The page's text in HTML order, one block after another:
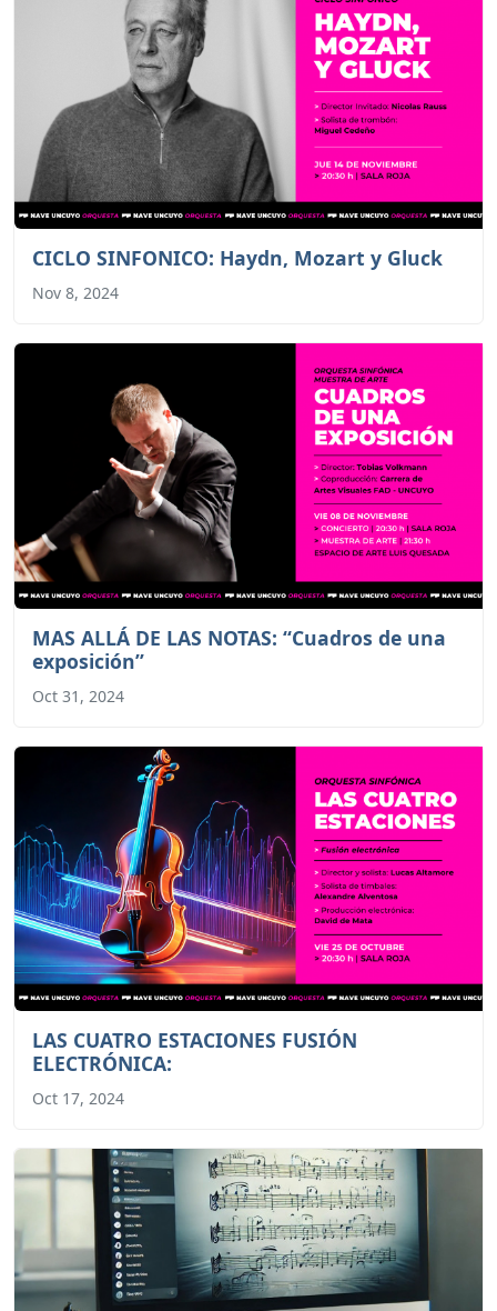
CICLO SINFONICO: Haydn, Mozart y Gluck
Nov 8, 2024
MAS ALLÁ DE LAS NOTAS: “Cuadros de una
exposición”
Oct 31, 2024
LAS CUATRO ESTACIONES FUSIÓN
ELECTRÓNICA:
Oct 17, 2024